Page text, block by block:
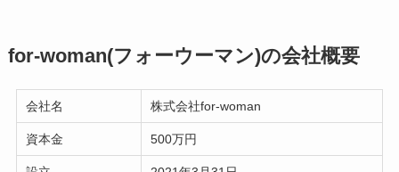
for-woman(フォーウーマン)の会社概要
会社名 株式会社for-woman
資本金 500万円